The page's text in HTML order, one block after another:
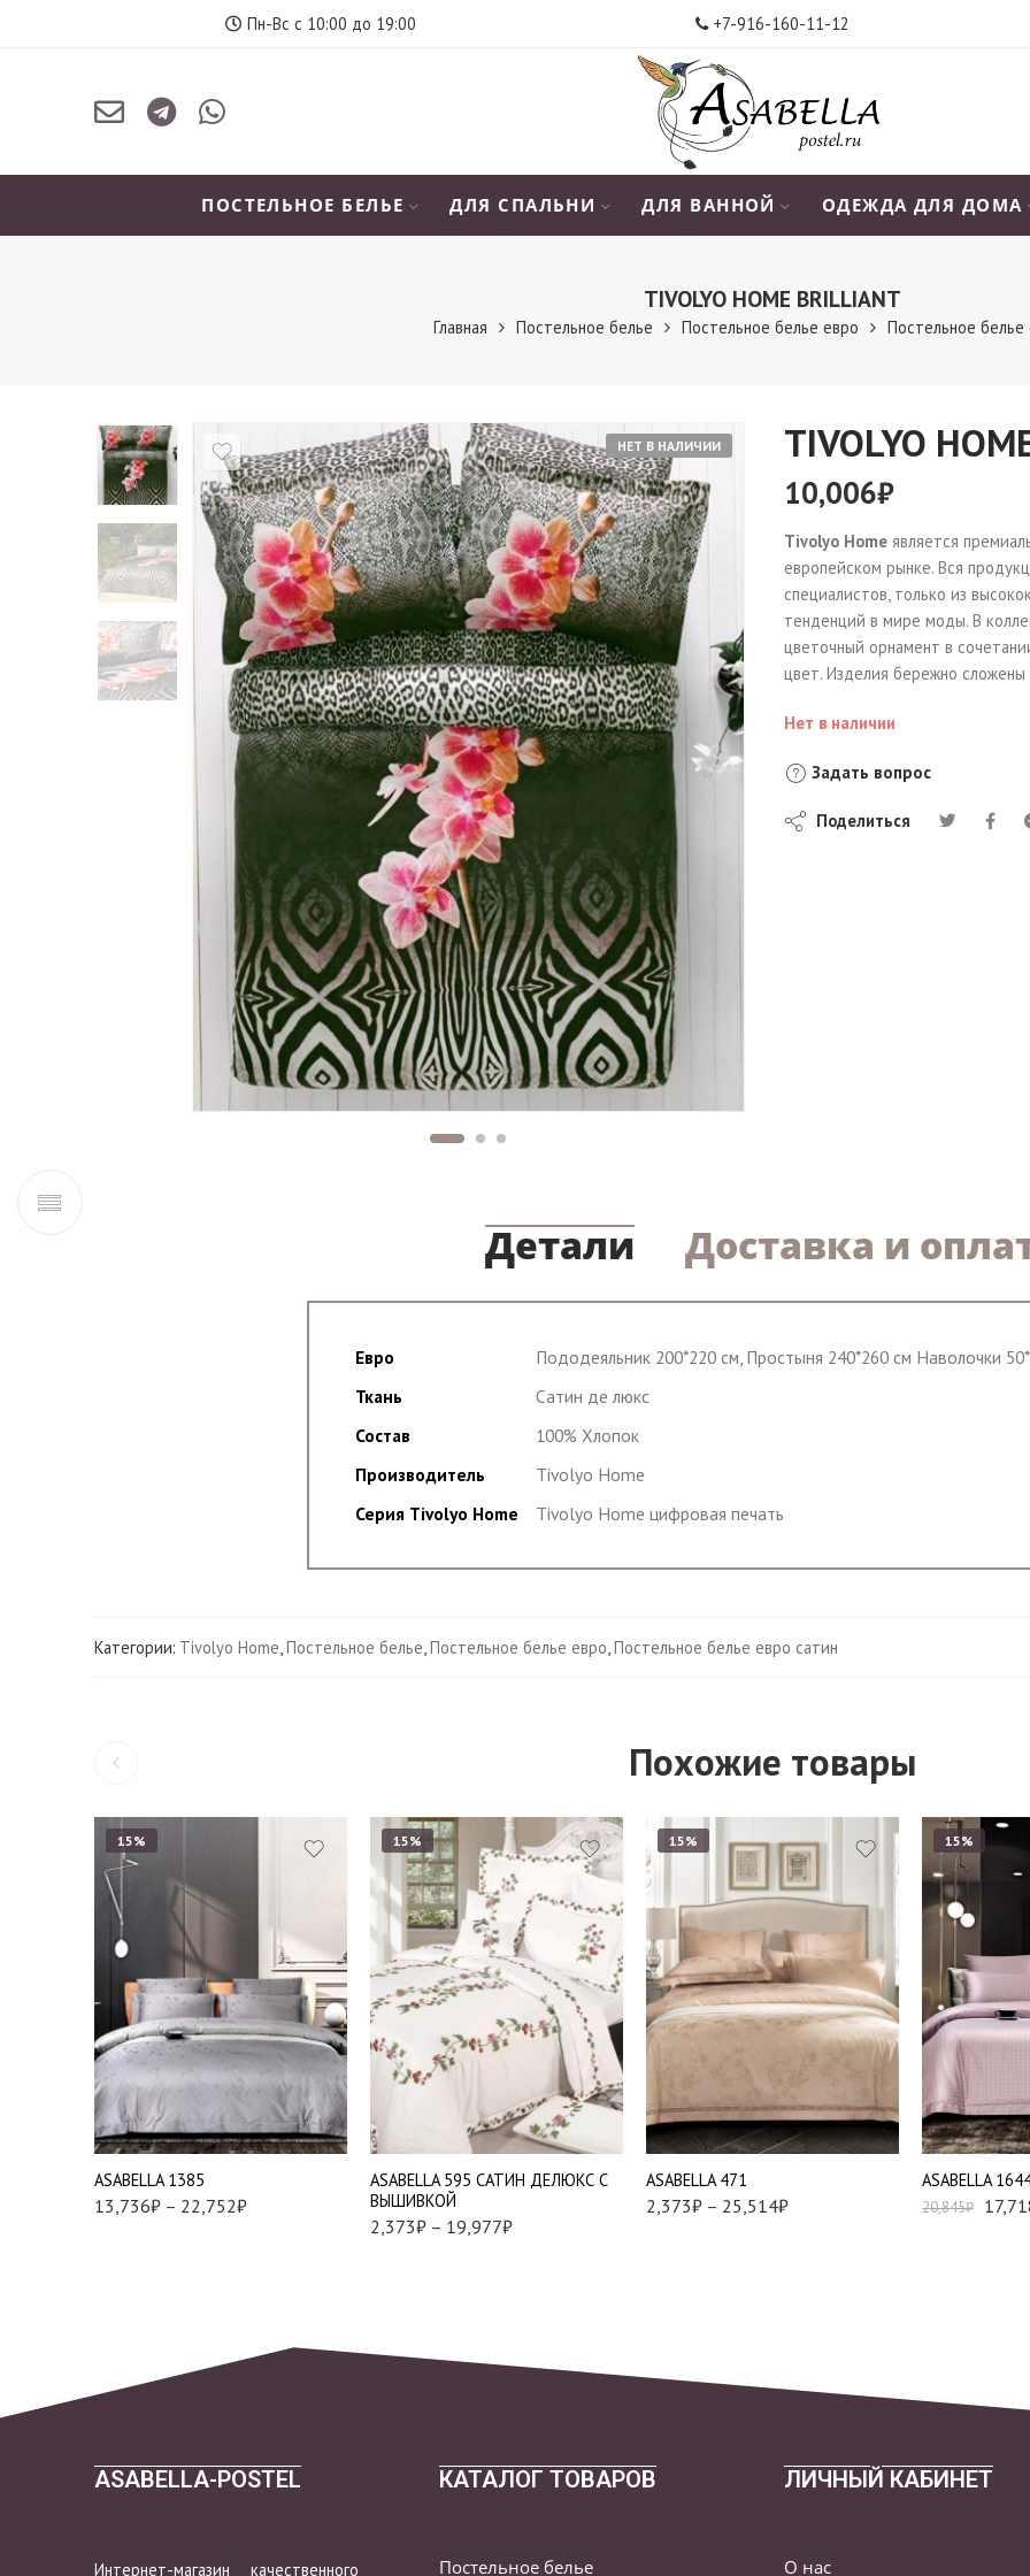
Пн-Вс с 10:00 до 19:00 +7-916-160-11-12
ПОСТЕЛЬНОЕ БЕЛЬЕ ДЛЯ СПАЛЬНИ ДЛЯ ВАННОЙ ОДЕЖДА ДЛЯ ДОМА
TIVOLYO HOME BRILLIANT
Главная Постельное белье Постельное белье евро Постельное белье
НЕТ В НАЛИЧИИ TIVOLYO
10,006₽
Tivolyo Home является
европейском рынке. Вся
специалистов, только из
тенденций в мире моды. В
цветочный орнамент в
цвет. Изделия бережно
Нет в наличии
Задать вопрос
Поделиться
Детали Доставка и
Евро
Пододеяльник 200*220 см, Простыня 240*260 см Наволочки
Ткань
Сатин де люкс
Состав
100% Хлопок
Производитель
Tivolyo Home
Серия Tivolyo Home
Tivolyo Home цифровая печать
Категории: Tivolyo Home,Постельное белье,Постельное белье евро,Постельное белье евро сатин
Похожие товары
15%
АSABELLA 1385
13,736₽ – 22,752₽
1,5
Евро
Семейный
15%
АSABELLA 595 САТИН ДЕЛЮКС С
ВЫШИВКОЙ
2,373₽ – 19,977₽
Евро
Наволочки 50*70 см -
2 шт
Наволочки 70*70 см -
15%
АSABELLA 471
2,373₽ – 25,514₽
Евро
2 шт
Наволочки 70х70 см -
2 шт
15%
АSABELLA
20,845₽
Евро
ASABELLA-POSTEL
Интернет-магазин качественного
КАТАЛОГ ТОВАРОВ
Постельное белье
ЛИЧНЫЙ КАБИНЕТ
О нас